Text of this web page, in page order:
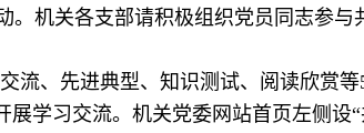
机关各支部请积极组织党员同志参与
流、先进典型、知识测试、阅读欣赏等
学习交流。机关党委网站首页左侧设